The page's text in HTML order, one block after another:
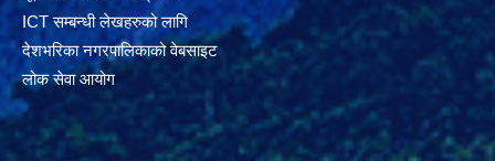
ICT सम्बन्धी लेखहरुको लागि
देशभरिका नगरपालिकाको वेबसाइट
लोक सेवा आयोग